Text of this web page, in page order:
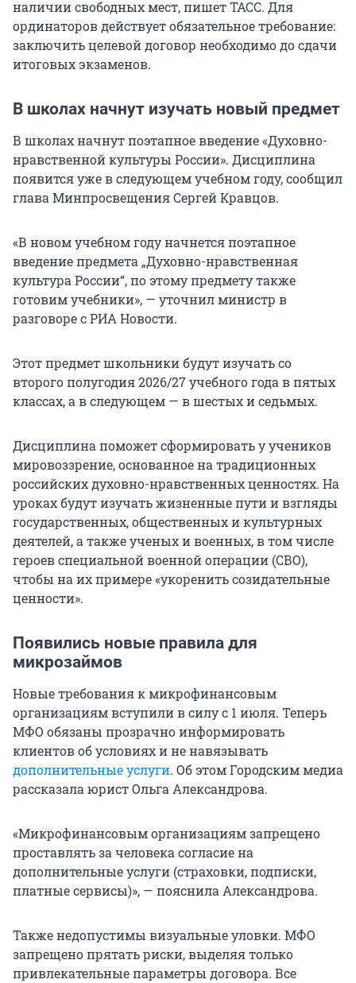
наличии свободных мест, пишет ТАСС. Для
ординаторов действует обязательное требование:
заключить целевой договор необходимо до сдачи
итоговых экзаменов.
В школах начнут изучать новый предмет
В школах начнут поэтапное введение «Духовно-
нравственной культуры России». Дисциплина
появится уже в следующем учебном году, сообщил
глава Минпросвещения Сергей Кравцов.
«В новом учебном году начнется поэтапное
введение предмета „Духовно-нравственная
культура России“, по этому предмету также
готовим учебники», — уточнил министр в
разговоре с РИА Новости.
Этот предмет школьники будут изучать со
второго полугодия 2026/27 учебного года в пятых
классах, а в следующем — в шестых и седьмых.
Дисциплина поможет сформировать у учеников
мировоззрение, основанное на традиционных
российских духовно-нравственных ценностях. На
уроках будут изучать жизненные пути и взгляды
государственных, общественных и культурных
деятелей, а также ученых и военных, в том числе
героев специальной военной операции (СВО),
чтобы на их примере «укоренить созидательные
ценности».
Появились новые правила для
микрозаймов
Новые требования к микрофинансовым
организациям вступили в силу с 1 июля. Теперь
МФО обязаны прозрачно информировать
клиентов об условиях и не навязывать
дополнительные услуги. Об этом Городским медиа
рассказала юрист Ольга Александрова.
«Микрофинансовым организациям запрещено
проставлять за человека согласие на
дополнительные услуги (страховки, подписки,
платные сервисы)», — пояснила Александрова.
Также недопустимы визуальные уловки. МФО
запрещено прятать риски, выделяя только
привлекательные параметры договора. Все